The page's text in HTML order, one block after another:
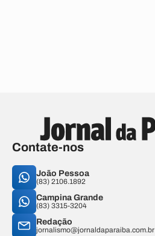
Contate-nos
João Pessoa
(83) 2106.1892
Campina Grande
(83) 3315-3204
Redação
jornalismo@jornaldaparaiba.com.br